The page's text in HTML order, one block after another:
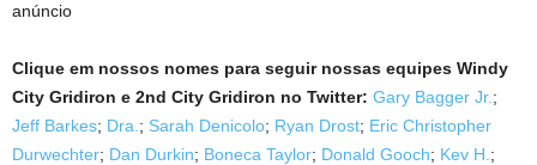
anúncio
Clique em nossos nomes para seguir nossas equipes Windy
City Gridiron e 2nd City Gridiron no Twitter: Gary Bagger Jr. ;
Jeff Barkes; Dra. ; Sarah Denicolo; Ryan Drost; Eric Christopher
Durwechter; Dan Durkin; Boneca Taylor; Donald Gooch; Kev H. ;